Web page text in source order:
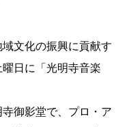
域文化の振興に貢献す
日に「光明寺音楽
御影堂で、プロ・ア